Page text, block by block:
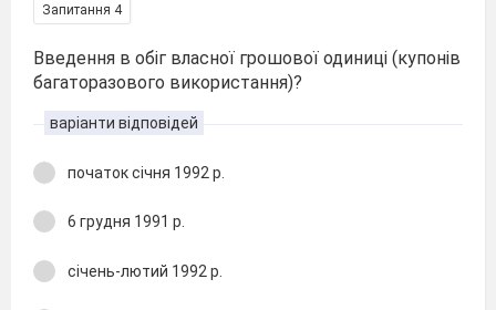
Запитання 4
Введення в обіг власної грошової одиниці (купонів
багаторазового використання)?
варіанти відповідей
початок січня 1992 р.
6 грудня 1991 р.
січень-лютий 1992 р.